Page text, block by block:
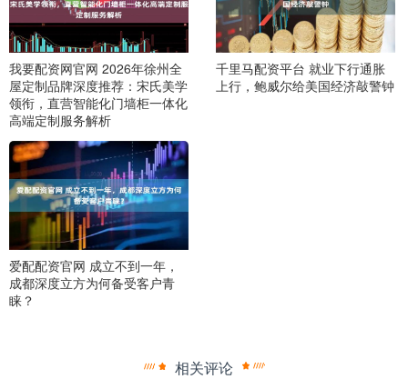
我要配资网官网 2026年徐州全
屋定制品牌深度推荐：宋氏美学
领衔，直营智能化门墙柜一体化
高端定制服务解析
千里马配资平台 就业下行通胀
上行，鲍威尔给美国经济敲警钟
爱配配资官网 成立不到一年，
成都深度立方为何备受客户青
睐？
相关评论